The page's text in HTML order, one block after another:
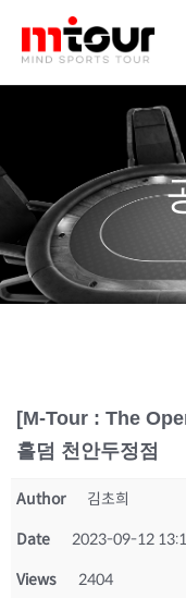
[M-Tour : The
홀덤 천안두정점
Author 김초희
Date 2023-09-12
Views 2404